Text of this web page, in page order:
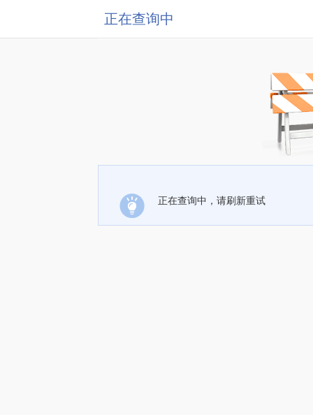
正在查询中
正在查询中，请刷新重试